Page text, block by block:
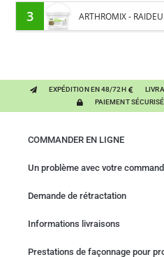
3 ARTHROMIX -
EXPÉDITION EN 48/72H
PAIEMENT SÉCURISÉ
COMMANDER EN LIGNE
Un problème avec votre
Demande de rétractation
Informations livraisons
Prestations de façonnage pour